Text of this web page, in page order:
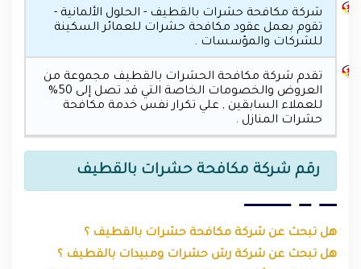
شركة مكافحة حشرات بالقطيف - الحلول الألمانية -
تقوم بعمل عقود مكافحة حشرات للعمائر السكينة
للشركات والمؤسسات .
تقدم شركة مكافحة الحشرات بالقطيف مجموعة من
العروض والخصومات الخاصة التي قد تصل إلى 50%
للعملاء السابقين , علي تكرار نفس خدمة مكافحة
حشرات المنازل .
رقم شركة مكافحة حشرات بالقطيف
هل تبحث عن شركة مكافحة حشرات بالقطيف ؟
هل تبحث عن شركة رش حشرات ومبيدات بالقطيف ؟